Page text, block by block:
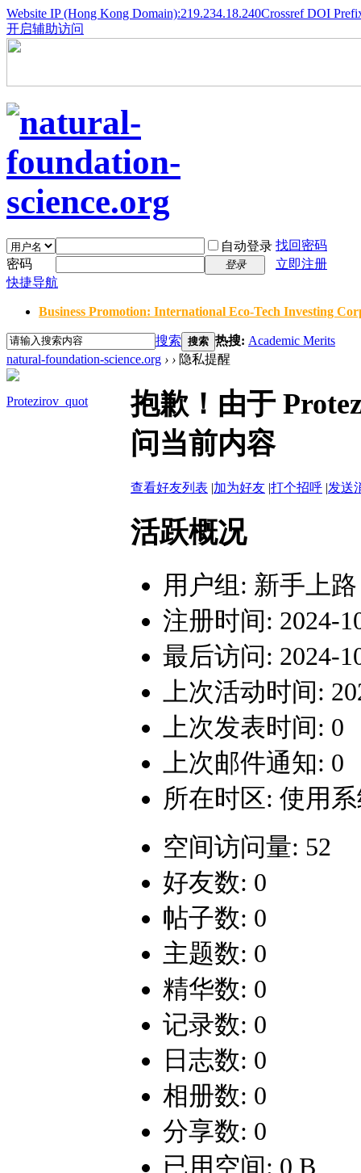
Website IP (Hong Kong Domain):219.234.18.240Crossref DOI
开启辅助访问
自动登录 找回密码
密码
登录
立即注册
快捷导航
Business Promotion: International Eco-Tech Investing
搜索 搜索 热搜: Academic Merits
natural-foundation-science.org › › 隐私提醒
Protezirov_quot
抱歉！由于
问当前内容
查看好友列表 |加为好友 |打个招呼 |发送
活跃概况
用户组: 新手上路
注册时间: 2024-
最后访问: 2024-
上次活动时间:
上次发表时间: 0
上次邮件通知: 0
所在时区: 使用
空间访问量: 52
好友数: 0
帖子数: 0
主题数: 0
精华数: 0
记录数: 0
日志数: 0
相册数: 0
分享数: 0
已用空间: 0 B